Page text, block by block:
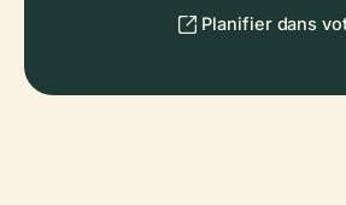
Planifier dans